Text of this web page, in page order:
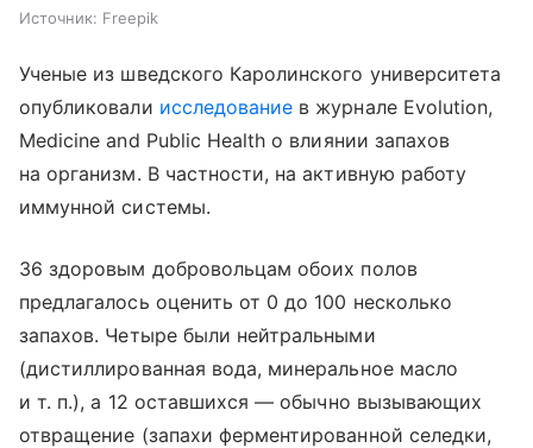
Источник: Freepik
Ученые из шведского Каролинского университета
опубликовали исследование в журнале Evolution,
Medicine and Public Health о влиянии запахов
на организм. В частности, на активную работу
иммунной системы.
36 здоровым добровольцам обоих полов
предлагалось оценить от 0 до 100 несколько
запахов. Четыре были нейтральными
(дистиллированная вода, минеральное масло
и т. п.), а 12 оставшихся — обычно вызывающих
отвращение (запахи ферментированной селедки,